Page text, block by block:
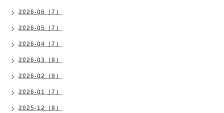
2026-06（7）
2026-05（7）
2026-04（7）
2026-03（8）
2026-02（9）
2026-01（7）
2025-12（8）